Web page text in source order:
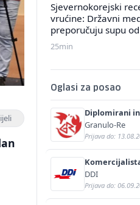
Sjevernokorejski
vrućine: Državni
preporučuju supu
25min
Oglasi za posao
Diplomirani
Bachelor
(m/ž)
Granulo-Re
Prijava do:
pekarstvo (m/ž)
DDI
Prijava do: